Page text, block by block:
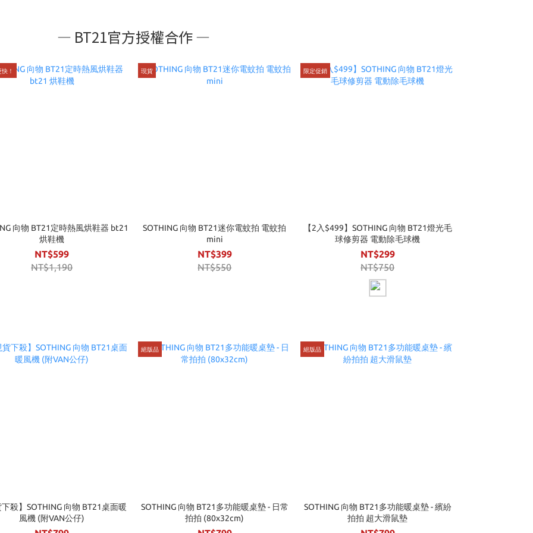
— BT21官方授權合作 —
！
向物 BT21定時熱風烘鞋器 bt21
烘鞋機
NT$599
NT$1,190
現貨
SOTHING 向物 BT21迷你電蚊拍 電蚊拍
mini
NT$399
NT$550
限定促銷
【2入$499】SOTHING 向物 BT21燈光毛
球修剪器 電動除毛球機
NT$299
NT$750
殺】SOTHING 向物 BT21桌面暖
風機 (附VAN公仔)
絕版品
SOTHING 向物 BT21多功能暖桌墊 - 日常
拍拍 (80x32cm)
絕版品
SOTHING 向物 BT21多功能暖桌墊 - 繽紛
拍拍 超大滑鼠墊